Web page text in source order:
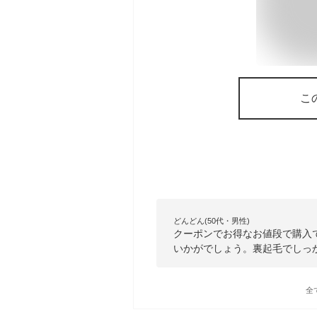
こ
どんどん(50代・男性)
クーポンでお得なお値段で購
いかがでしょう。裏起毛でし
全